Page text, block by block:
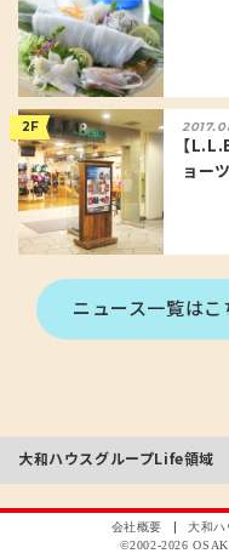
2F
【
ョーツ
ニュース一覧はこ
大和ハウスグループLife領域
会社概要 大和ハ
©2002-2026